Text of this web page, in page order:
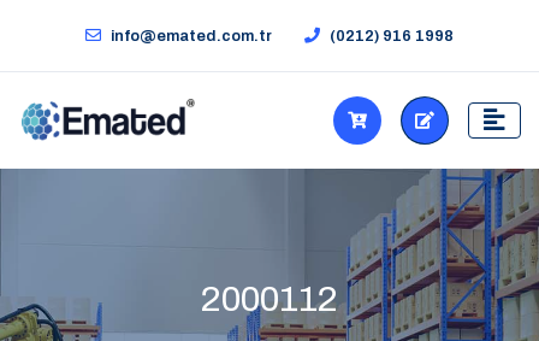
info@emated.com.tr (0212) 916 1998
2000112